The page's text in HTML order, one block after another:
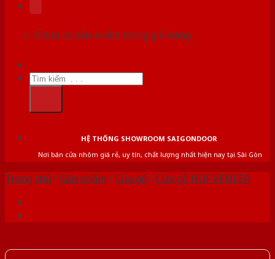
Chưa có sản phẩm trong giỏ hàng.
Tìm
kiếm:
HỆ THỐNG SHOWROOM SAIGONDOOR
Nơi bán cửa nhôm giá rẻ, uy tín, chất lượng nhất hiện nay tại Sài Gòn
Trang chủ /Sản phẩm /Cửa gỗ /Cửa gỗ HDF VENEER